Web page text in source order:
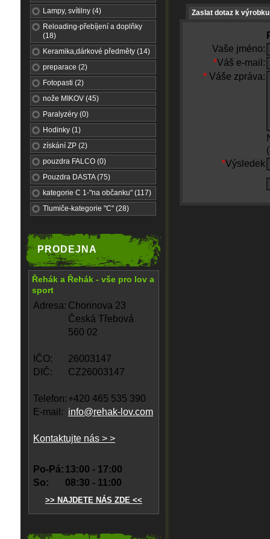
Lampy, svítilny (4)
Reloading-přebíjení a doplňky
(18)
Keramika,dárkové předměty (14)
preparace (2)
Fotopasti (2)
nože MIKOV (45)
Paralyzéry (0)
Hodinky (1)
získání ZP (2)
pouzdra FALCO (0)
Pouzdra DASTA (75)
kategorie C 1-"na občanku" (117)
Tlumiče-kategorie "C" (28)
PRODEJNA
Řehák a Řehák - vše pro lov a
sport
Adresa: Chorinova 23
Česká Třebová
560 02
IČO:
26003147
DIČ:
CZ26003147
Telefon: +420 465 535 390
E-mail: info@rehak-lov.com
Kontaktujte nás > >
Po-Pá: 13:00 - 17:00
So:
08:30 - 11:00
>> NAJDETE NÁS ZDE <<
Zaslat dotaz k výrobku
Vaše jméno:
*Váš e-mail:
* Váše zpráva:
*Výsledek